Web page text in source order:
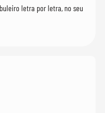
letra por letra, no seu